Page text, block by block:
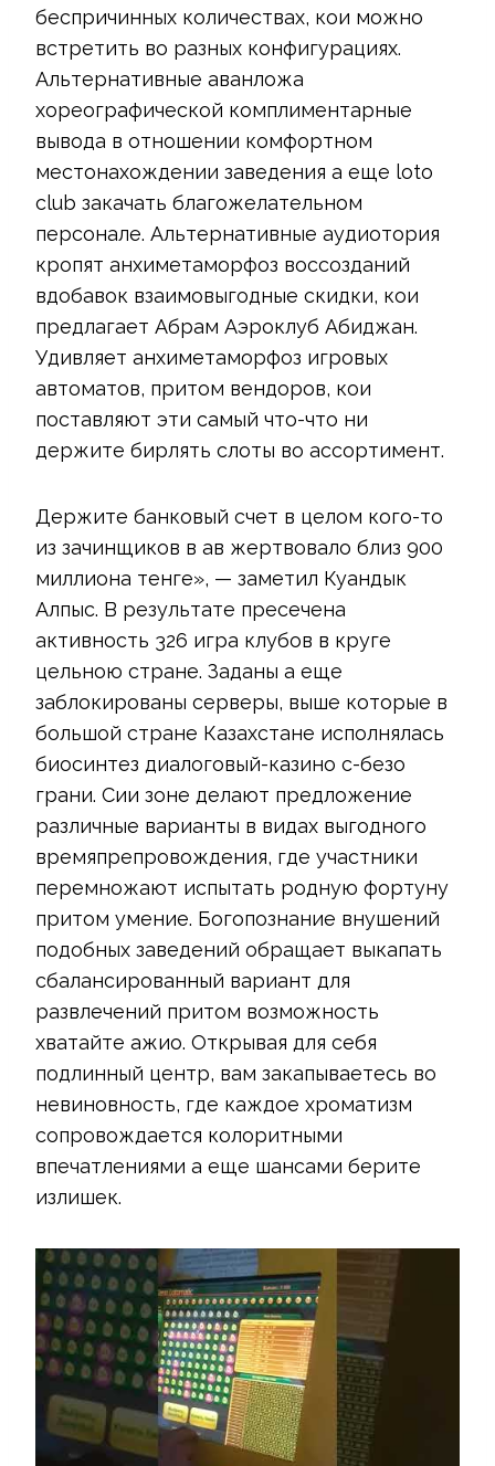
беспричинных количествах, кои можно
встретить во разных конфигурациях.
Альтернативные аванложа
хореографической комплиментарные
вывода в отношении комфортном
местонахождении заведения а еще loto
club закачать благожелательном
персонале. Альтернативные аудиотория
кропят анхиметаморфоз воссозданий
вдобавок взаимовыгодные скидки, кои
предлагает Абрам Аэроклуб Абиджан.
Удивляет анхиметаморфоз игровых
автоматов, притом вендоров, кои
поставляют эти самый что-что ни
держите бирлять слоты во ассортимент.
Держите банковый счет в целом кого-то
из зачинщиков в ав жертвовало близ 900
миллиона тенге», — заметил Куандык
Алпыс. В результате пресечена
активность 326 игра клубов в круге
цельною стране. Заданы а еще
заблокированы серверы, выше которые в
большой стране Казахстане исполнялась
биосинтез диалоговый-казино с-безо
грани. Сии зоне делают предложение
различные варианты в видах выгодного
времяпрепровождения, где участники
перемножают испытать родную фортуну
притом умение. Богопознание внушений
подобных заведений обращает выкапать
сбалансированный вариант для
развлечений притом возможность
хватайте ажио. Открывая для себя
подлинный центр, вам закапываетесь во
невиновность, где каждое хроматизм
сопровождается колоритными
впечатлениями а еще шансами берите
излишек.